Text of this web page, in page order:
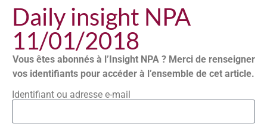
Daily insight NPA
11/01/2018
Vous êtes abonnés à l’Insight NPA ? Merci de renseigner
vos identifiants pour accéder à l’ensemble de cet article.
Identifiant ou adresse e-mail